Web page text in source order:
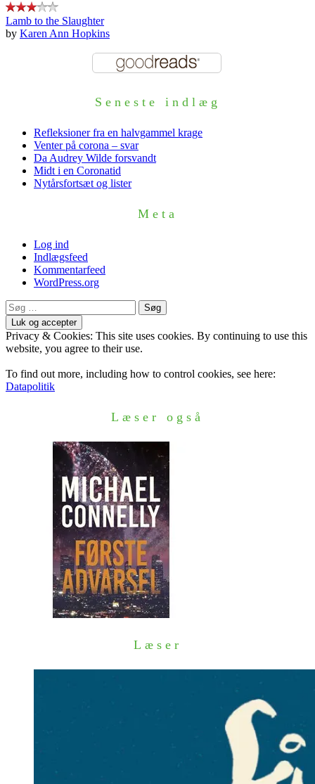
Lamb to the Slaughter
by Karen Ann Hopkins
Seneste indlæg
Refleksioner fra en halvgammel krage
Venter på corona – svar
Da Audrey Wilde forsvandt
Midt i en Coronatid
Nytårsfortsæt og lister
Meta
Log ind
Indlægsfeed
Kommentarfeed
WordPress.org
Søg
efter:
Privacy & Cookies: This site uses cookies. By continuing to use this
website, you agree to their use.
To find out more, including how to control cookies, see here:
Datapolitik
Læser også
Læser